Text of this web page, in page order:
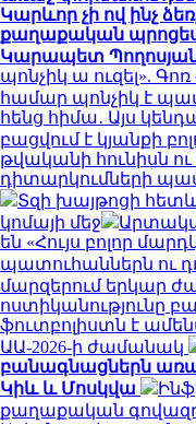
Կարևոր չի ով ինչ
քաղաքական
Կարապետ
պոնչիկ ա ուզել».
համար պոնչիկ է
հենց հիմա․ Այս
բացվում է կյանքի
թվականի հունիսն ու
դիտարկումների
Տզի խայթոցի
կոմայի մեջ
են «Հույս բոլոր
պատուհաններն ու
մարզերում երկար
ոստիկանությունը
ֆուտբոլիստն է
ԱԱ-2026-ի ժամանակ
բանագնացներն
Կիև և Մոսկվա
քաղաքական